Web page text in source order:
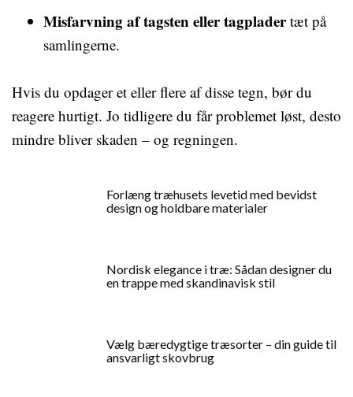
Misfarvning af tagsten eller tagpladertæt på
samlingerne.
Hvis du opdager et eller flere af disse tegn, bør du
reagere hurtigt. Jo tidligere du får problemet løst, desto
mindre bliver skaden – og regningen.
Forlæng træhusets levetid med bevidst
design og holdbare materialer
Nordisk elegance i træ: Sådan designer du
en trappe med skandinavisk stil
Vælg bæredygtige træsorter – din guide til
ansvarligt skovbrug